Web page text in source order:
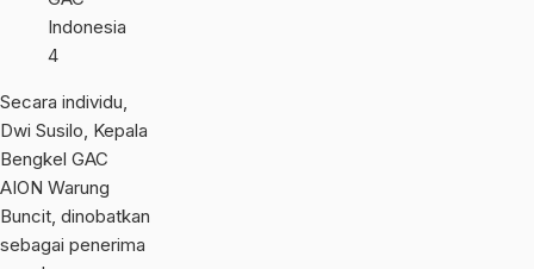
Secara individu,
Dwi Susilo, Kepala
Bengkel GAC
AION Warung
Buncit, dinobatkan
sebagai penerima